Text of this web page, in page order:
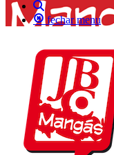
fechar menu